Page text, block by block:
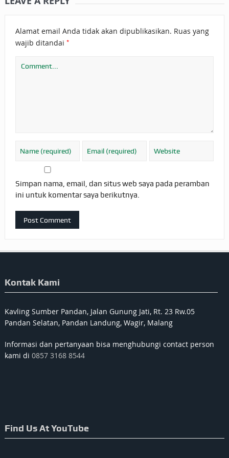
Alamat email Anda tidak akan dipublikasikan. Ruas yang
wajib ditandai *
Simpan nama, email, dan situs web saya pada peramban
ini untuk komentar saya berikutnya.
Kontak Kami
Kavling Sumber Pandan, Jalan Gunung Jati, Rt. 23 Rw.05
Pandan Selatan, Pandan Landung, Wagir, Malang
Informasi dan pertanyaan bisa menghubungi contact person
kami di 0857 3168 8544
Find Us At YouTube